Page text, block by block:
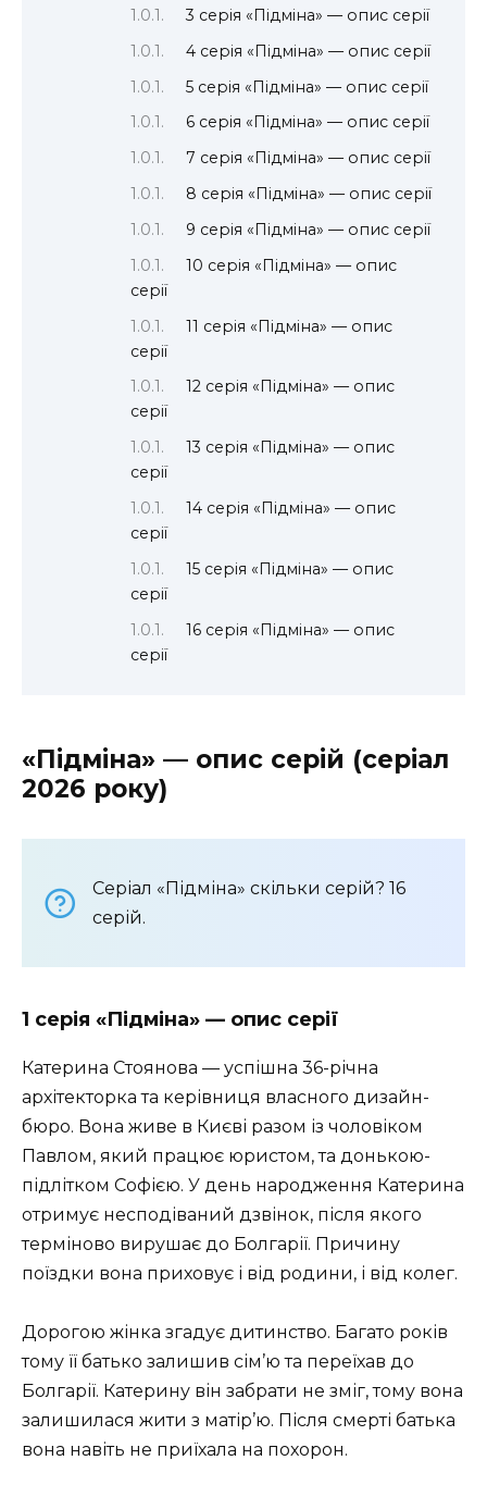
3 серія «Підміна» — опис серії
4 серія «Підміна» — опис серії
5 серія «Підміна» — опис серії
6 серія «Підміна» — опис серії
7 серія «Підміна» — опис серії
8 серія «Підміна» — опис серії
9 серія «Підміна» — опис серії
10 серія «Підміна» — опис
серії
11 серія «Підміна» — опис
серії
12 серія «Підміна» — опис
серії
13 серія «Підміна» — опис
серії
14 серія «Підміна» — опис
серії
15 серія «Підміна» — опис
серії
16 серія «Підміна» — опис
серії
«Підміна» — опис серій (серіал
2026 року)
Серіал «Підміна» скільки серій? 16
серій.
1 серія «Підміна» — опис серії
Катерина Стоянова — успішна 36-річна
архітекторка та керівниця власного дизайн-
бюро. Вона живе в Києві разом із чоловіком
Павлом, який працює юристом, та донькою-
підлітком Софією. У день народження Катерина
отримує несподіваний дзвінок, після якого
терміново вирушає до Болгарії. Причину
поїздки вона приховує і від родини, і від колег.
Дорогою жінка згадує дитинство. Багато років
тому її батько залишив сім’ю та переїхав до
Болгарії. Катерину він забрати не зміг, тому вона
залишилася жити з матір’ю. Після смерті батька
вона навіть не приїхала на похорон.